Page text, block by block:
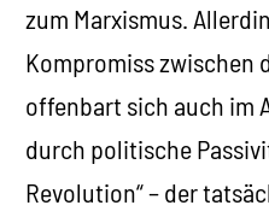
zum Marxismus.
Kompromiss zwischen
offenbart sich auch im
durch politische
Revolution“ – der